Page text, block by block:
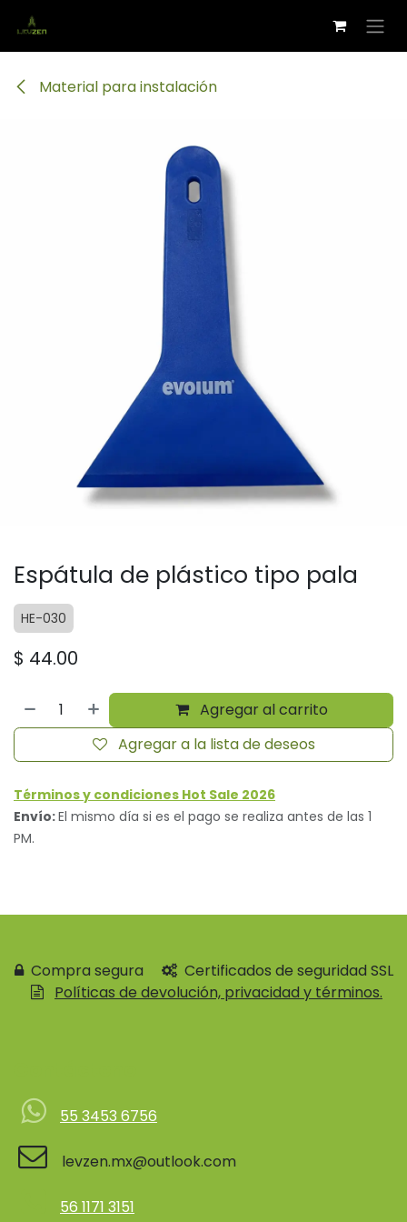
Material para instalación
Espátula de plástico tipo pala
HE-030
$ 44.00
Agregar al carrito
Agregar a la lista de deseos
Términos y condiciones Hot Sale 2026
Envío:El mismo día si es el pago se realiza antes de las 1
PM.
Compra segura
Certificados de seguridad SSL
Políticas de devolución, privacidad y términos.
55 3453 6756
levzen.mx@outlook.com
56 1171 3151